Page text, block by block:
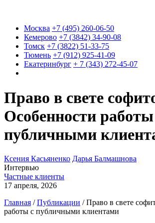
Москва +7 (495) 260-06-50
Кемерово +7 (3842) 34-90-08
Томск +7 (3822) 51-33-75
Тюмень +7 (912) 925-41-09
Екатеринбург + 7 (343) 272-45-07
Право в свете
Особенности
публичными
Ксения Касьяненко Дарья Балмашнова
Интервью
Частные клиенты
17 апреля, 2026
Главная /Публикации /Право в свете
работы с публичными клиентами